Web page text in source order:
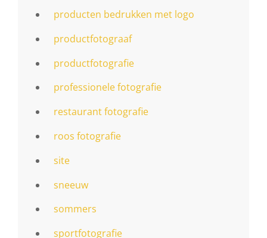
producten bedrukken met logo
productfotograaf
productfotografie
professionele fotografie
restaurant fotografie
roos fotografie
site
sneeuw
sommers
sportfotografie